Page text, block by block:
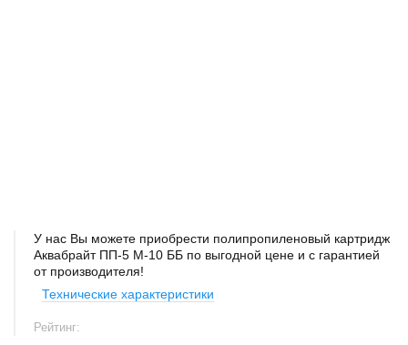
У нас Вы можете приобрести полипропиленовый картридж
Аквабрайт ПП-5 М-10 ББ по выгодной цене и с гарантией
от производителя!
Технические характеристики
Рейтинг: